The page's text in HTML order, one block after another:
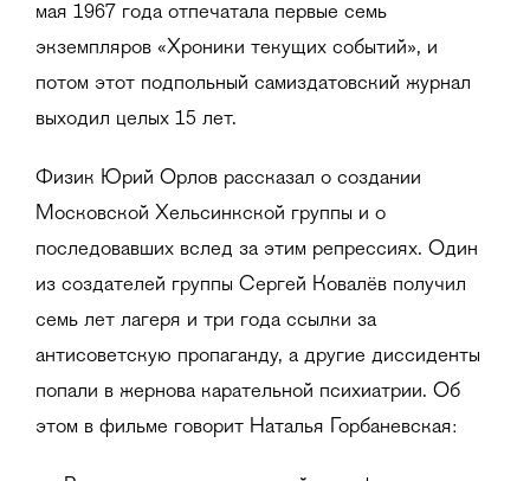
мая 1967 года отпечатала первые семь
экземпляров «Хроники текущих событий», и
потом этот подпольный самиздатовский журнал
выходил целых 15 лет.
Физик Юрий Орлов рассказал о создании
Московской Хельсинкской группы и о
последовавших вслед за этим репрессиях. Один
из создателей группы Сергей Ковалёв получил
семь лет лагеря и три года ссылки за
антисоветскую пропаганду, а другие диссиденты
попали в жернова карательной психиатрии. Об
этом в фильме говорит Наталья Горбаневская: